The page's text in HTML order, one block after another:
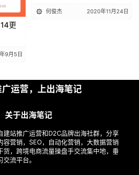
更
9月5日
何俊杰 2020年11月24日
广运营，上出海笔记
关于出海笔记
建站推广运营和D2C品牌出海社群，分享
容营销，SEO，自动化营销，大数据营销
货，跨境电商流量操盘手交流集中地，垂
流平台。